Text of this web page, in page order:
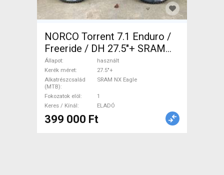
NORCO Torrent 7.1 Enduro /
Freeride / DH 27.5"+ SRAM
NX Eagle használt ELADÓ
Állapot
használt
Kerék méret
27.5"+
Alkatrészcsalád
(MTB)
SRAM NX Eagle
Fokozatok elöl
1
Keres / Kínál
ELADÓ
399 000 Ft